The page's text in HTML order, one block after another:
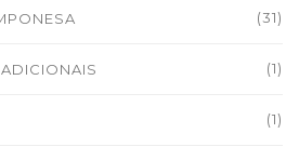
(31)
(1)
(1)